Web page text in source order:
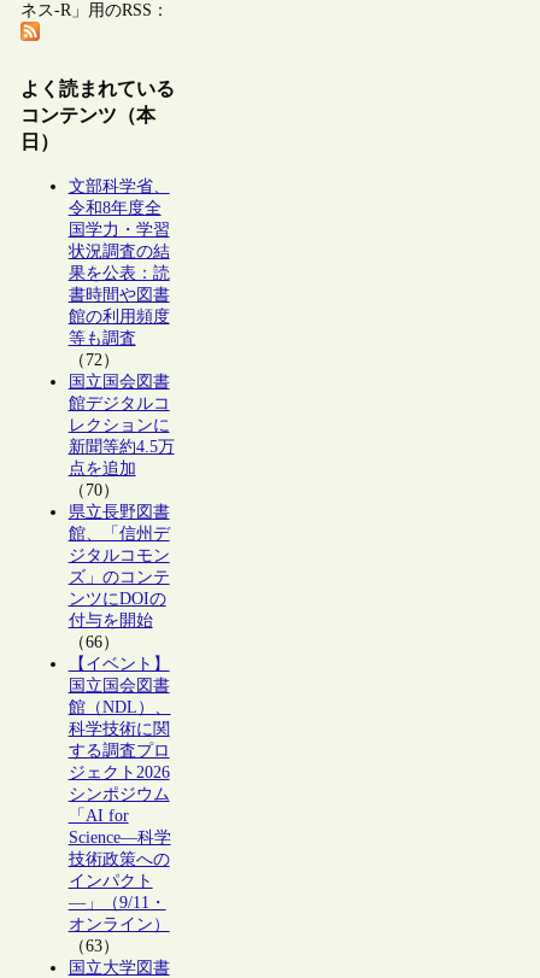
ネス-R」用のRSS：
よく読まれている
コンテンツ（本
日）
文部科学省、
令和8年度全
国学力・学習
状況調査の結
果を公表：読
書時間や図書
館の利用頻度
等も調査
（72）
国立国会図書
館デジタルコ
レクションに
新聞等約4.5万
点を追加
（70）
県立長野図書
館、「信州デ
ジタルコモン
ズ」のコンテ
ンツにDOIの
付与を開始
（66）
【イベント】
国立国会図書
館（NDL）、
科学技術に関
する調査プロ
ジェクト2026
シンポジウム
「AI for
Science―科学
技術政策への
インパクト
―」（9/11・
オンライン）
（63）
国立大学図書